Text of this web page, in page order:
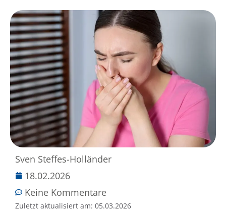
Sven Steffes-Holländer
18.02.2026
Keine Kommentare
Zuletzt aktualisiert am: 05.03.2026